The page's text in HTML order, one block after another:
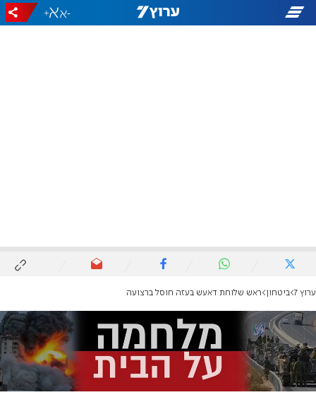
-
+
ערוץ 7 ביטחון ראש שלוחת דאעש בעזה חוסל ברצועה